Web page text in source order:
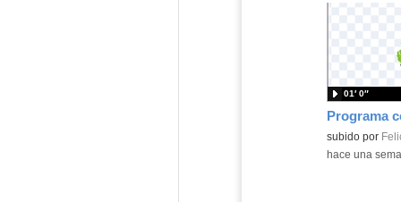
Contenido
subido por
01′ 0″
-hace una